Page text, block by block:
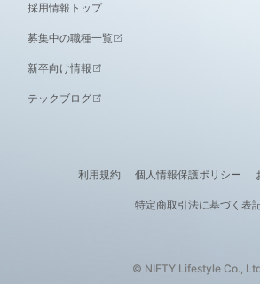
採用情報トップ
募集中の職種一覧
新卒向け情報
テックブログ
利用規約 個人情報保護ポリシー
特定商取引法に基づく表
© NIFTY Lifestyle Co.,